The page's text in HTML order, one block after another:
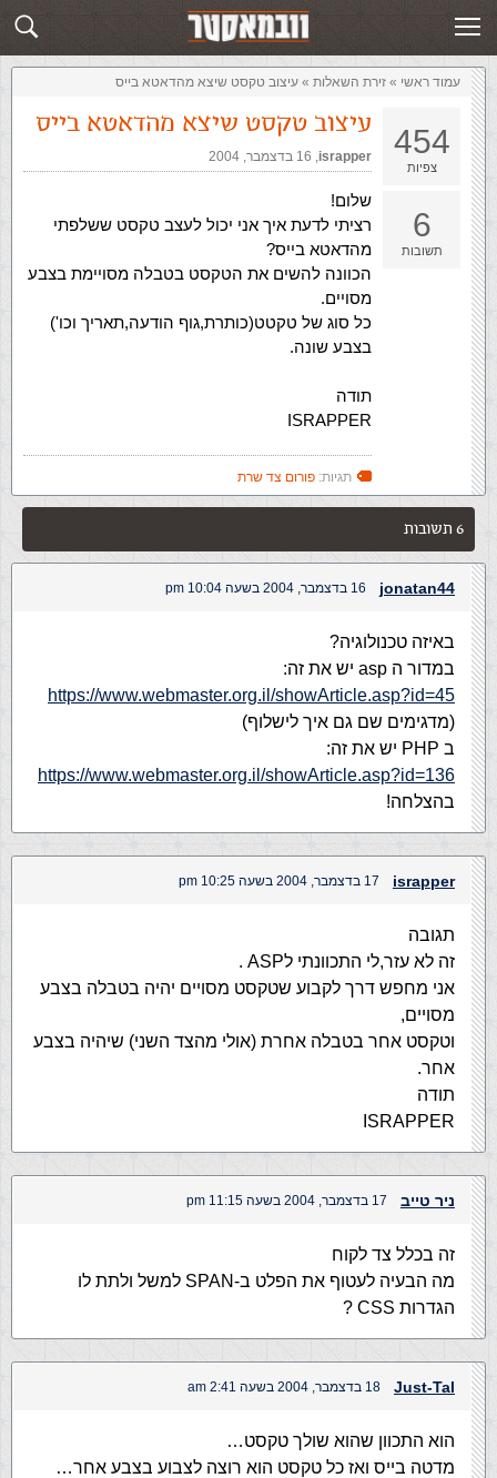
שלח תשובה זירת השאלות
עמוד ראשי » ‏זירת השאלות‏ » עיצוב טקסט שיצא מהדאטא בייס
454
צפיות
6
תשובות
עיצוב טקסט שיצא מהדאטא בייס
israpper
,‏ 16 בדצמבר, 2004
שלום!
רציתי לדעת איך אני יכול לעצב טקסט ששלפתי
מהדאטא בייס?
הכוונה להשים את הטקסט בטבלה מסויימת בצבע
מסויים.
כל סוג של טקטט(כותרת,גוף הודעה,תאריך וכו')
בצבע שונה.
תודה
ISRAPPER
תגיות: פורום צד שרת
6 תשובות
jonatan44 16 בדצמבר, 2004 בשעה 10:04 pm
באיזה טכנולוגיה?
במדור ה asp יש את זה:
https://www.webmaster.org.il/showArticle.asp?id=45
(מדגימים שם גם איך לישלוף)
ב PHP יש את זה:
https://www.webmaster.org.il/showArticle.asp?id=136
בהצלחה!
israpper 17 בדצמבר, 2004 בשעה 10:25 pm
תגובה
זה לא עזר,לי התכוונתי לASP .
אני מחפש דרך לקבוע שטקסט מסויים יהיה בטבלה בצבע
מסויים,
וטקסט אחר בטבלה אחרת (אולי מהצד השני) שיהיה בצבע
אחר.
תודה
ISRAPPER
ניר טייב 17 בדצמבר, 2004 בשעה 11:15 pm
זה בכלל צד לקוח
מה הבעיה לעטוף את הפלט ב-SPAN למשל ולתת לו
הגדרות CSS ?
Just-Tal 18 בדצמבר, 2004 בשעה 2:41 am
הוא התכוון שהוא שולך טקסט…
מדטה בייס ואז כל טקסט הוא רוצה לצבוע בצבע אחר…